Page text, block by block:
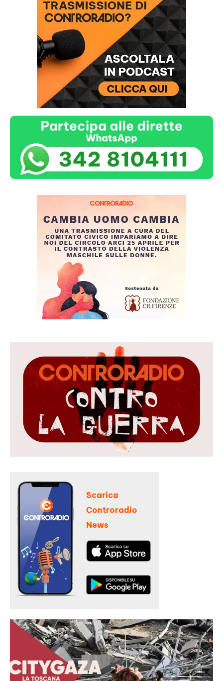
Scarica
Controradio
News